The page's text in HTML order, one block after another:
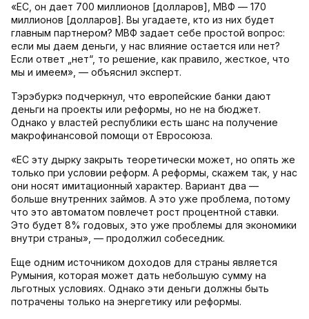
«ЕС, он дает 700 миллионов [долларов], МВФ — 170
миллионов [долларов]. Вы угадаете, кто из них будет
главным партнером? МВФ задает себе простой вопрос:
если мы даем деньги, у нас влияние остается или нет?
Если ответ „нет“, то решение, как правило, жесткое, что
мы и имеем», — объяснил эксперт.
Тэрэбуркэ подчеркнул, что европейские банки дают
деньги на проекты или реформы, но не на бюджет.
Однако у властей республики есть шанс на получение
макрофинансовой помощи от Евросоюза.
«ЕС эту дырку закрыть теоретически может, но опять же
только при условии реформ. А реформы, скажем так, у нас
они носят имитационный характер. Вариант два —
больше внутренних займов. А это уже проблема, потому
что это автоматом повлечет рост процентной ставки.
Это будет 8% годовых, это уже проблемы для экономики
внутри страны», — продолжил собеседник.
Еще одним источником доходов для страны является
Румыния, которая может дать небольшую сумму на
льготных условиях. Однако эти деньги должны быть
потрачены только на энергетику или реформы.